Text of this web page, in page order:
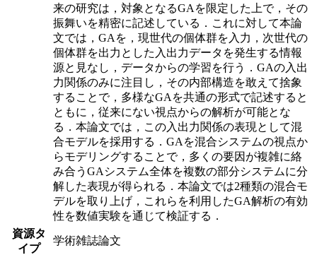
来の研究は，対象となるGAを限定した上で，その
振舞いを精密に記述している．これに対して本論
文では，GAを，現世代の個体群を入力，次世代の
個体群を出力とした入出力データを発生する情報
源と見なし，データからの学習を行う．GAの入出
力関係のみに注目し，その内部構造を敢えて捨象
することで，多様なGAを共通の形式で記述すると
ともに，従来にない視点からの解析が可能とな
る．本論文では，この入出力関係の表現として混
合モデルを採用する．GAを混合システムの視点か
らモデリングすることで，多くの要因が複雑に絡
み合うGAシステム全体を複数の部分システムに分
解した表現が得られる．本論文では2種類の混合モ
デルを取り上げ，これらを利用したGA解析の有効
性を数値実験を通じて検証する．
資源タ
イプ
学術雑誌論文